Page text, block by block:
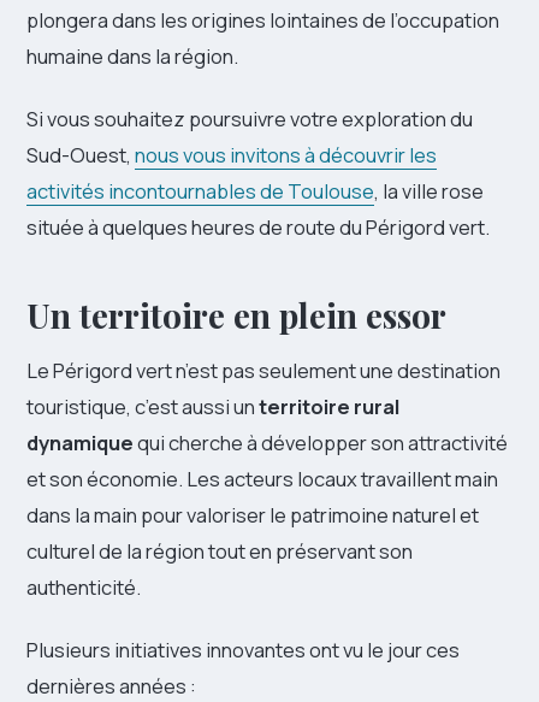
plongera dans les origines lointaines de l’occupation
humaine dans la région.
Si vous souhaitez poursuivre votre exploration du
Sud-Ouest, nous vous invitons à découvrir les
activités incontournables de Toulouse, la ville rose
située à quelques heures de route du Périgord vert.
Un territoire en plein essor
Le Périgord vert n’est pas seulement une destination
touristique, c’est aussi unterritoire rural
dynamiquequi cherche à développer son attractivité
et son économie. Les acteurs locaux travaillent main
dans la main pour valoriser le patrimoine naturel et
culturel de la région tout en préservant son
authenticité.
Plusieurs initiatives innovantes ont vu le jour ces
dernières années :